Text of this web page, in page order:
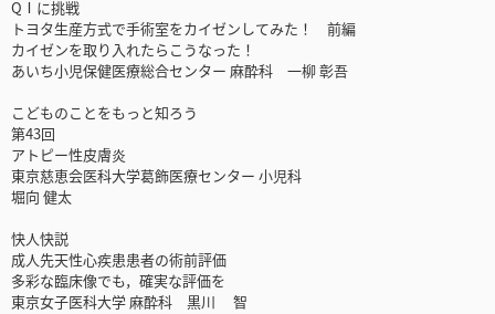
QⅠに挑戦
トヨタ生産方式で手術室をカイゼンしてみた！ 前編
カイゼンを取り入れたらこうなった！
あいち小児保健医療総合センター 麻酔科 一柳 彰吾
こどものことをもっと知ろう
第43回
アトピー性皮膚炎
東京慈恵会医科大学葛飾医療センター 小児科
堀向 健太
快人快説
成人先天性心疾患患者の術前評価
多彩な臨床像でも，確実な評価を
東京女子医科大学 麻酔科 黒川 智